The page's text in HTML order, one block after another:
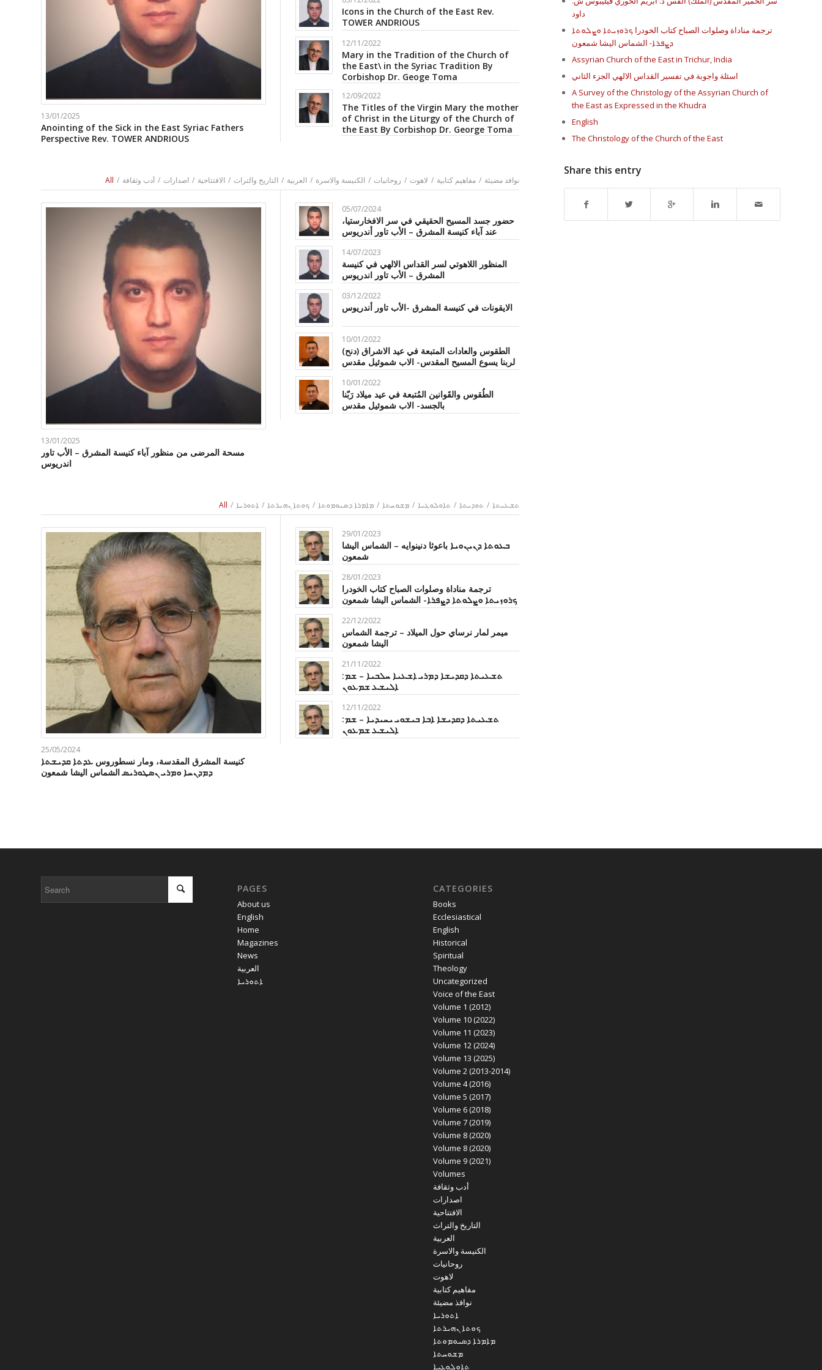
13/01/2025
Anointing of the Sick in the East Syriac Fathers
Perspective Rev. TOWER ANDRIOUS
Icons in the Church of the East Rev.
TOWER ANDRIOUS
12/11/2022
Mary in the Tradition of the Church of
the East\ in the Syriac Tradition By
Corbishop Dr. Geoge Toma
12/09/2022
The Titles of the Virgin Mary the mother
of Christ in the Liturgy of the Church of
the East By Corbishop Dr. George Toma
All / أدب وثقافة / اصدارات / الافتتاحية / التاريخ والتراث / العربية / الكنيسة والاسرة / روحانيات / لاهوت / مفاهيم كتابية / نوافذ مضيئة
13/01/2025
مسحة المرضى من منظور آباء كنيسة المشرق – الأب تاور
اندريوس
05/07/2024
حضور جسد المسيح الحقيقي في سر الافخارستيا،
عند آباء كنيسة المشرق – الأب تاور أندريوس
14/07/2023
المنظور اللاهوتي لسر القداس الالهي في كنيسة
المشرق – الأب تاور اندريوس
03/12/2022
الايقونات في كنيسة المشرق -الأب تاور أندريوس
10/01/2022
الطقوس والعادات المتبعة في عيد الاشراق (دنح)
لربنا يسوع المسيح المقدس- الاب شموئيل مقدس
10/01/2022
الطُقوس والقَوانين المُتبعة في عيد ميلاد رَبّنا
بالجسد- الاب شموئيل مقدس
All / ܐܬܘܪܝܐ / ܟܘܬܐ ܢܗܝܪܬܐ / ܡܐܡܪܐ ܕܣܝܘܡܘܬܐ / ܡܫܘܚܬܐ / ܬܐܘܠܘܓܝܐ / ܬܘܕܝܬܐ / ܬܫܥܝܬܐ
25/05/2024
كنيسة المشرق المقدسة، ومار نسطوروس ܥܕܬܐ ܩܕܝܫܬܐ
ܕܡܕܢܚܐ ܘܡܪܝ ܢܣܛܘܪܝܣ الشماس اليشا شمعون
29/01/2023
ܒܥܘܬܐ ܕܢܝܢܘܝܐ باعوثا دنينوايه – الشماس اليشا
شمعون
28/01/2023
ترجمة مناداة وصلوات الصباح كتاب الخودرا
ܟܪܘܙܝܬܐ ܘܨܠܘܬܐ ܕܨܦܪܐ- الشماس اليشا شمعون
22/12/2022
ميمر لمار نرساي حول الميلاد – ترجمة الشماس
اليشا شمعون
21/11/2022
‏ܬܫܥܝܬܐ ܕܩܕܝܫܐ ܕܡܪܝ ܐܫܥܝܐ ܚܠܒܝܐ – ܫܡ:
ܐܠܝܫܥ ‏‏ܫܡܥܘܢ‏
12/11/2022
ܬܫܥܝܬܐ ܕܩܕܝܫܐ ܐܒܐ ܒܝܫܘܝ ܝܚܝܕܝܐ – ܫܡ:
ܐܠܝܫܥ ܫܡܥܘܢ
داود
ترجمة مناداة وصلوات الصباح كتاب الخودرا ܟܪܘܙܝܬܐ ܘܨܠܘܬܐ
ܕܨܦܪܐ- الشماس اليشا شمعون
Assyrian Church of the East in Trichur, India
اسئلة واجوبة في تفسير القداس الالهي الجزء الثاني
A Survey of the Christology of the Assyrian Church of
the East as Expressed in the Khudra
English
The Christology of the Church of the East
Share this entry
PAGES
About us
English
Home
Magazines
News
العربية
ܐܬܘܪܝܐ
CATEGORIES
Books
Ecclesiastical
English
Historical
Spiritual
Theology
Uncategorized
Voice of the East
Volume 1 (2012)
Volume 10 (2022)
Volume 11 (2023)
Volume 12 (2024)
Volume 13 (2025)
Volume 2 (2013-2014)
Volume 4 (2016)
Volume 5 (2017)
Volume 6 (2018)
Volume 7 (2019)
Volume 8 (2020)
Volume 8 (2020)
Volume 9 (2021)
Volumes
أدب وثقافة
اصدارات
الافتتاحية
التاريخ والتراث
العربية
الكنيسة والاسرة
روحانيات
لاهوت
مفاهيم كتابية
نوافذ مضيئة
ܐܬܘܪܝܐ
ܟܘܬܐ ܢܗܝܪܬܐ
ܡܐܡܪܐ ܕܣܝܘܡܘܬܐ
ܡܫܘܚܬܐ
ܬܐܘܠܘܓܝܐ